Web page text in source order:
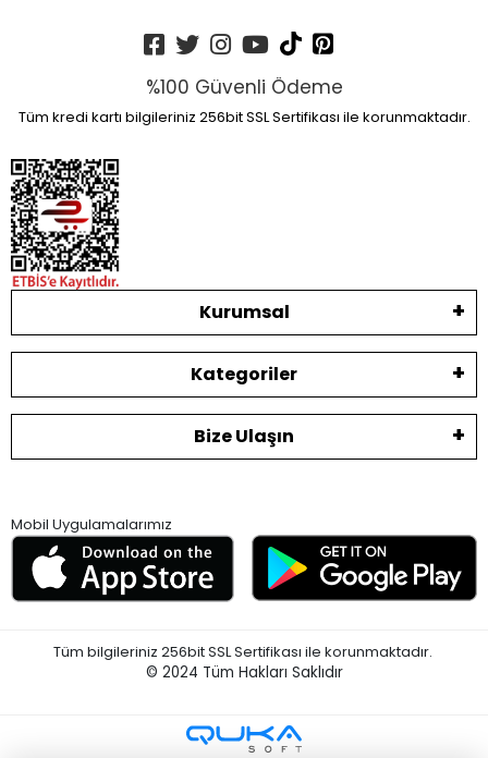
%100 Güvenli Ödeme
Tüm kredi kartı bilgileriniz 256bit SSL Sertifikası ile korunmaktadır.
Kurumsal
Kategoriler
Bize Ulaşın
Mobil Uygulamalarımız
Tüm bilgileriniz 256bit SSL Sertifikası ile korunmaktadır.
© 2024 Tüm Hakları Saklıdır